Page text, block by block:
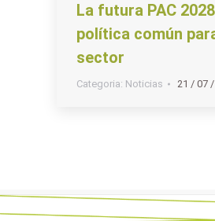
La futura PAC
política común
sector
Categoria: Noticias 21 / 07